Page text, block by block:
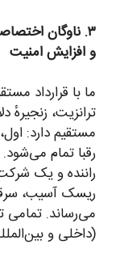
۳. ناوگان
و افزایش امنیت
ما با قرارداد
ترانزیت، زنجیرهٔ
رقبا تمام
راننده و یک
ریسک آسیب،
می‌رساند.
(داخلی و